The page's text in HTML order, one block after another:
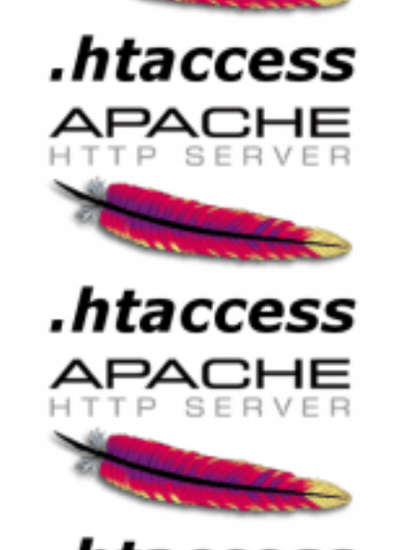
Implementando URL Amigável no Apache
com .htaccess e PHP
02 de abril de 2015 7 min de leitura
Evitando conteúdo duplicado no servidor
web Apache utilizando .htaccess
27 de março de 2015 1 min de leitura